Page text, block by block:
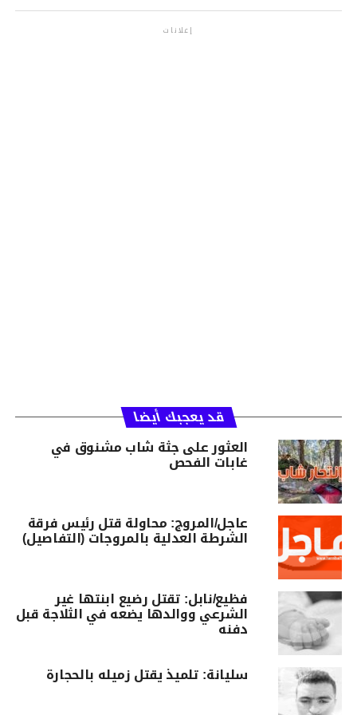
إعلانات
قد يعجبك أيضا
العثور على جثة شاب مشنوق في
غابات الفحص
عاجل/المروج: محاولة قتل رئيس فرقة
الشرطة العدلية بالمروجات (التفاصيل)
فظيع/نابل: تقتل رضيع ابنتها غير
الشرعي ووالدها يضعه في الثلاجة قبل
دفنه
سليانة: تلميذ يقتل زميله بالحجارة